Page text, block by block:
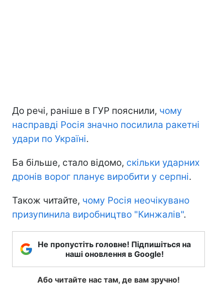
До речі, раніше в ГУР пояснили, чому
насправді Росія значно посилила ракетні
удари по Україні.
Ба більше, стало відомо, скільки ударних
дронів ворог планує виробити у серпні.
Також читайте, чому Росія неочікувано
призупинила виробництво "Кинжалів".
Не пропустіть головне! Підпишіться на
наші оновлення в Google!
Або читайте нас там, де вам зручно!